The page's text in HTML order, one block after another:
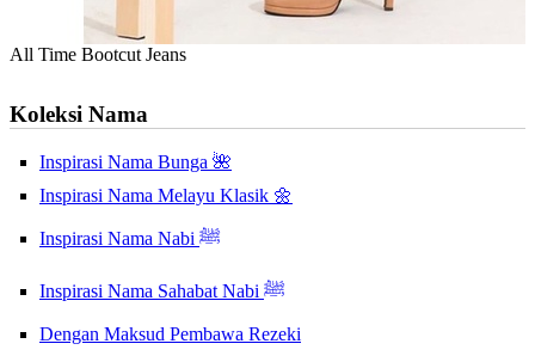
All Time Bootcut Jeans
Koleksi Nama
Inspirasi Nama Bunga 🌺
Inspirasi Nama Melayu Klasik 🌼
Inspirasi Nama Nabi ﷺ
Inspirasi Nama Sahabat Nabi ﷺ
Dengan Maksud Pembawa Rezeki